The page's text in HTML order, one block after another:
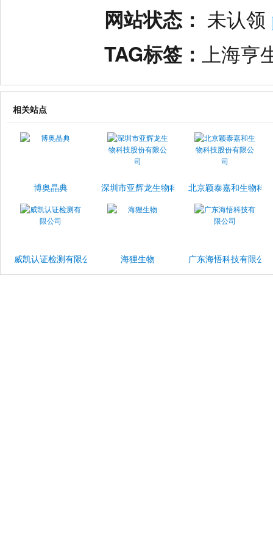
网站状态： 未认领
TAG标签： 上海亨
相关站点
博奥晶典 深圳市亚辉龙生物科技股份有限公司
北京颖泰嘉和生物科
威凯认证检测有限公司 海狸生物 广东海悟科技有限公司